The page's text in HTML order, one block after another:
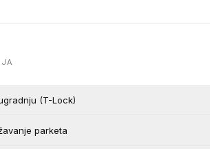
(T-Lock)
parketa